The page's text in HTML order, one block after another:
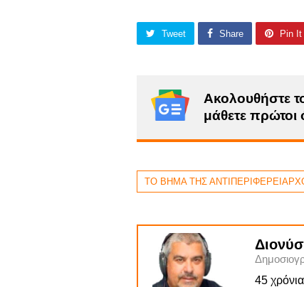
Tweet Share Pin It
Ακολουθήστε
μάθετε πρώτοι
ΤΟ ΒΗΜΑ ΤΗΣ
45